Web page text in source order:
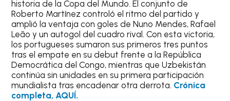
historia de la Copa del Mundo. El conjunto de
Roberto Martínez controló el ritmo del partido y
amplió la ventaja con goles de Nuno Mendes, Rafael
Leão y un autogol del cuadro rival. Con esta victoria,
los portugueses sumaron sus primeros tres puntos
tras el empate en su debut frente a la República
Democrática del Congo, mientras que Uzbekistán
continúa sin unidades en su primera participación
mundialista tras encadenar otra derrota. Crónica
completa, AQUÍ.